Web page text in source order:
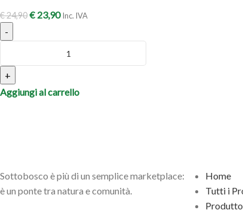
€24,90€ 23,90 Inc. IVA
-
+
Aggiungi al carrello
Sottobosco è più di un semplice marketplace:
è un ponte tra natura e comunità.
Home
Tutti i